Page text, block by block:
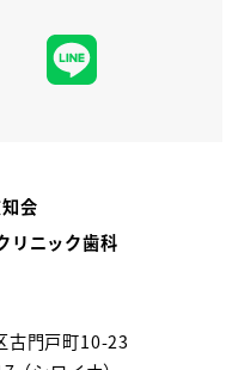
会
リニック歯科
古門戸町10-23